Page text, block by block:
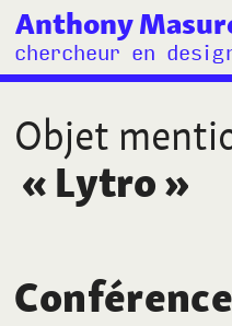
Anthony
chercheur en
Objet
« Lytro»